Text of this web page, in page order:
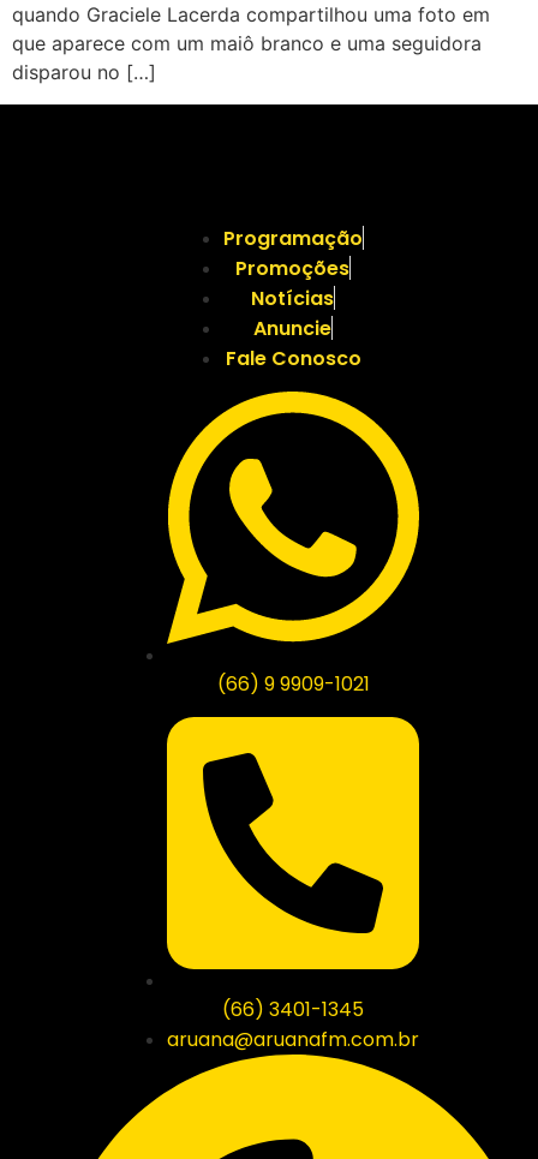
quando Graciele Lacerda compartilhou uma foto em
que aparece com um maiô branco e uma seguidora
disparou no […]
Programação
Promoções
Notícias
Anuncie
Fale Conosco
(66) 9 9909-1021
(66) 3401-1345
aruana@aruanafm.com.br